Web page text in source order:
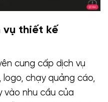
vụ thiết kế
cung cấp dịch vụ
chạy quảng cáo,
vào nhu cầu của